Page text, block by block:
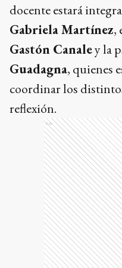
docente estará
Gabriela Martínez,
Gastón Canaley la
Guadagna, quienes
coordinar los
reflexión.
Ads